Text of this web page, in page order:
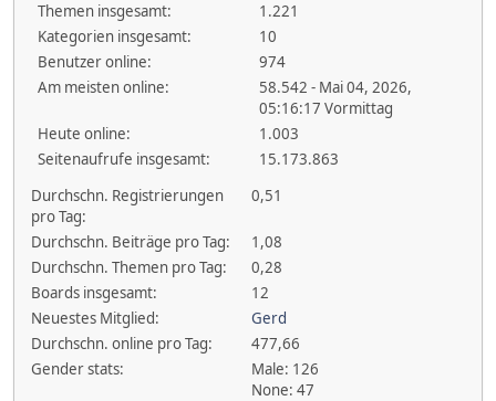
Themen insgesamt:
1.221
Kategorien insgesamt:
10
Benutzer online:
974
Am meisten online:
58.542 - Mai 04, 2026,
05:16:17 Vormittag
Heute online:
1.003
Seitenaufrufe insgesamt:
15.173.863
Durchschn. Registrierungen
pro Tag:
0,51
Durchschn. Beiträge pro Tag:
1,08
Durchschn. Themen pro Tag:
0,28
Boards insgesamt:
12
Neuestes Mitglied:
Gerd
Durchschn. online pro Tag:
477,66
Gender stats:
Male: 126
None: 47